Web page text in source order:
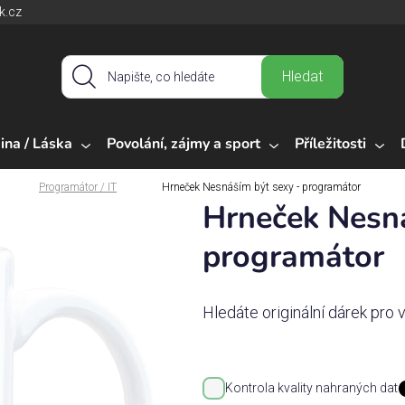
Hledat
/ Láska Povolání, zájmy a sport Příležitosti
Programátor / IT Hrneček Nesnáším být sexy - programátor
Hrneček
programátor
Hledáte originální dárek pro
Kontrola kvality nahraných dat